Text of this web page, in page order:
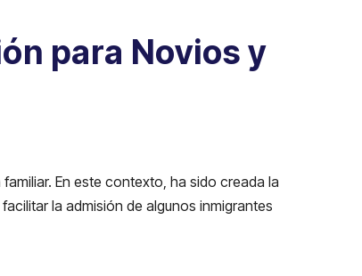
para Novios y
En este contexto, ha sido creada la
la admisión de algunos inmigrantes